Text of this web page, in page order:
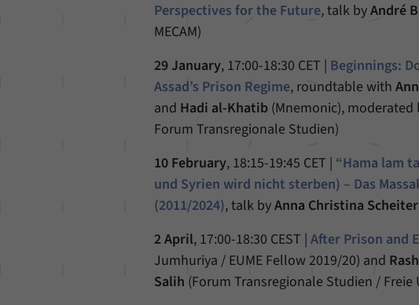
Perspectives for the Future, talk byAndré
MECAM)
29 January, 17:00-18:30 CET | Beginnings:
Assad’s Prison Regime, roundtable with
and Hadi al-Khatib (Mnemonic),
Forum Transregionale Studien)
10 February, 18:15-19:45 CET | “Hama lam
und Syrien wird nicht sterben) – Das
(2011/2024), talk byAnna Christina Scheiter
2 April, 17:00-18:30 CEST |After Prison and
Jumhuriya / EUME Fellow 2019/20) and
Salih (Forum Transregionale Studien /